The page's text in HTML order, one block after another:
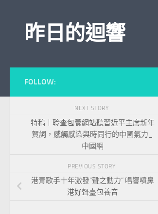
昨日的迴響
FOLLOW:
NEXT STORY
特稿｜聆查包養網站聽習近平主席新年
賀詞，感觸感染與時同行的中國氣力_
中國網
PREVIOUS STORY
港青歌手十年激發“聲之動力” 唱響噴鼻
港好聲臺包養音